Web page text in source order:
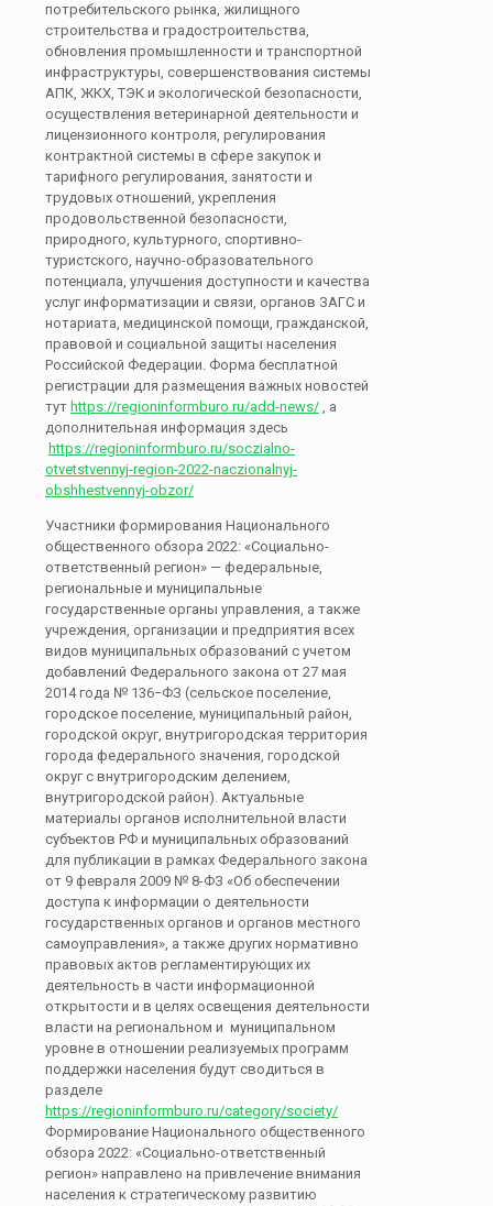
потребительского рынка, жилищного
строительства и градостроительства,
обновления промышленности и транспортной
инфраструктуры, совершенствования системы
АПК, ЖКХ, ТЭК и экологической безопасности,
осуществления ветеринарной деятельности и
лицензионного контроля, регулирования
контрактной системы в сфере закупок и
тарифного регулирования, занятости и
трудовых отношений, укрепления
продовольственной безопасности,
природного, культурного, спортивно-
туристского, научно-образовательного
потенциала, улучшения доступности и качества
услуг информатизации и связи, органов ЗАГС и
нотариата, медицинской помощи, гражданской,
правовой и социальной защиты населения
Российской Федерации. Форма бесплатной
регистрации для размещения важных новостей
тут https://regioninformburo.ru/add-news/ , а
дополнительная информация здесь​​​​​​​
https://regioninformburo.ru/soczialno-
otvetstvennyj-region-2022-naczionalnyj-
obshhestvennyj-obzor/
Участники формирования Национального
общественного обзора 2022: «Социально-
ответственный регион» — федеральные,
региональные и муниципальные
государственные органы управления, а также
учреждения, организации и предприятия всех
видов муниципальных образований с учетом
добавлений Федерального закона от 27 мая
2014 года № 136−ФЗ (сельское поселение,
городское поселение, муниципальный район,
городской округ, внутригородская территория
города федерального значения, городской
округ с внутригородским делением,
внутригородской район). Актуальные
материалы органов исполнительной власти
субъектов РФ и муниципальных образований
для публикации в рамках Федерального закона
от 9 февраля 2009 № 8-ФЗ «Об обеспечении
доступа к информации о деятельности
государственных органов и органов местного
самоуправления», а также других нормативно
правовых актов регламентирующих их
деятельность в части информационной
открытости и в целях освещения деятельности
власти на региональном и муниципальном
уровне в отношении реализуемых программ
поддержки населения будут сводиться в
разделе
https://regioninformburo.ru/category/society/
Формирование Национального общественного
обзора 2022: «Социально-ответственный
регион» направлено на привлечение внимания
населения к стратегическому развитию